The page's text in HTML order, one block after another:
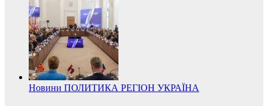
Новини ПОЛИТИКА РЕГІОН УКРАЇНА